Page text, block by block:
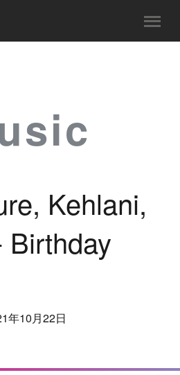
Kehlani,
Birthday
年10月22日